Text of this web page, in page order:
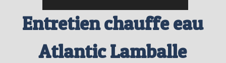
Entretien chauffe eau
Atlantic Lamballe